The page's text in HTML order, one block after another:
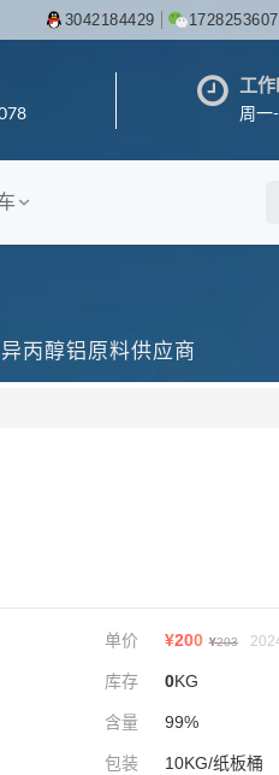
3042184429
工
周一
丙醇铝原料供应商
单价 ¥200 ¥203
库存 0KG
含量 99%
包装 10KG/纸板桶